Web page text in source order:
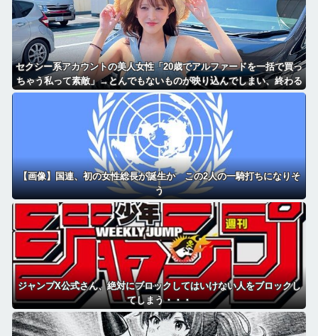
セクシー系アカウントの美人女性「20歳でアルファードを一括で買っ
ちゃう私って素敵」→とんでもないものが映り込んでしまい、終わる
【画像】国連、初の女性総長が誕生か この2人の一騎打ちになりそ
う
ジャンプX公式さん、絶対にブロックしてはいけない人をブロックし
てしまう・・・